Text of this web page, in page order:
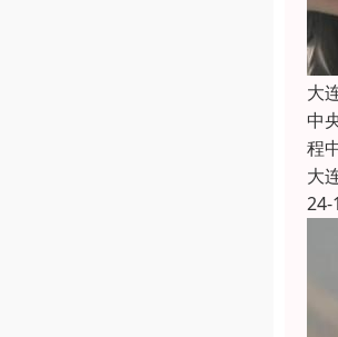
大
中
程
大
24-